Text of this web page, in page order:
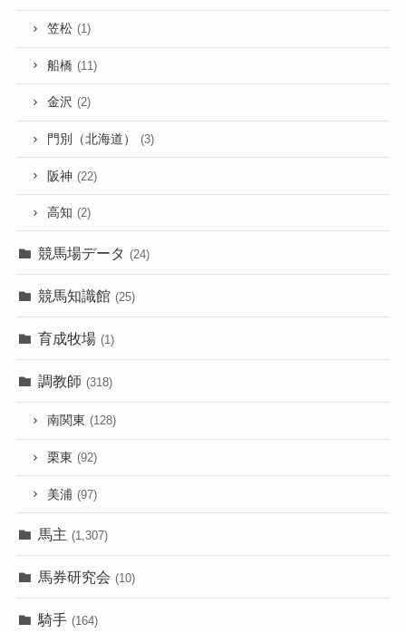
笠松 (1)
船橋 (11)
金沢 (2)
門別（北海道） (3)
阪神 (22)
高知 (2)
競馬場データ (24)
競馬知識館 (25)
育成牧場 (1)
調教師 (318)
南関東 (128)
栗東 (92)
美浦 (97)
馬主 (1,307)
馬券研究会 (10)
騎手 (164)